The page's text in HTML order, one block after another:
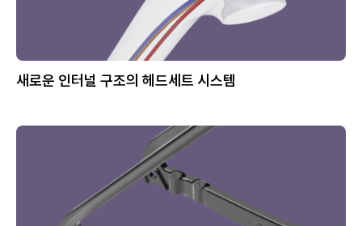
새로운 인터널 구조의 헤드세트 시스템